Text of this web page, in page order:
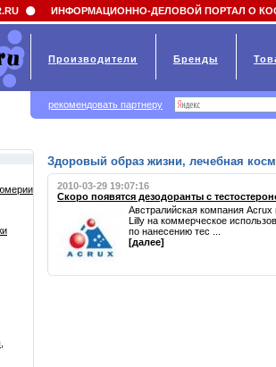
a default value
Здоровый образ жизни, лечебная
2010-03-29 19:07:16
Скоро появятся дезодоранты с
Австралийская компания
Lilly на коммерческое
по нанесению тес ...
[далее]
ИНФОРМАЦИОННО-ДЕЛОВОЙ ПОРТАЛ О
Производители Бренды
рекомендовать партнеру